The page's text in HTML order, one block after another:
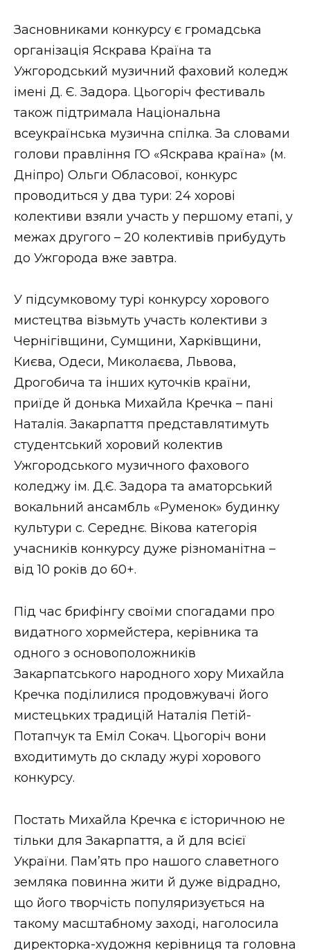
Засновниками конкурсу є громадська
організація Яскрава Країна та
Ужгородський музичний фаховий коледж
імені Д. Є. Задора. Цьогоріч фестиваль
також підтримала Національна
всеукраїнська музична спілка. За словами
голови правління ГО «Яскрава країна» (м.
Дніпро) Ольги Обласової, конкурс
проводиться у два тури: 24 хорові
колективи взяли участь у першому етапі, у
межах другого – 20 колективів прибудуть
до Ужгорода вже завтра.
У підсумковому турі конкурсу хорового
мистецтва візьмуть участь колективи з
Чернігівщини, Сумщини, Харківщини,
Києва, Одеси, Миколаєва, Львова,
Дрогобича та інших куточків країни,
приїде й донька Михайла Кречка – пані
Наталія. Закарпаття представлятимуть
студентський хоровий колектив
Ужгородського музичного фахового
коледжу ім. Д.Є. Задора та аматорський
вокальний ансамбль «Руменок» будинку
культури с. Середнє. Вікова категорія
учасників конкурсу дуже різноманітна –
від 10 років до 60+.
Під час брифінгу своїми спогадами про
видатного хормейстера, керівника та
одного з основоположників
Закарпатського народного хору Михайла
Кречка поділилися продовжувачі його
мистецьких традицій Наталія Петій-
Потапчук та Еміл Сокач. Цьогоріч вони
входитимуть до складу журі хорового
конкурсу.
Постать Михайла Кречка є історичною не
тільки для Закарпаття, а й для всієї
України. Пам’ять про нашого славетного
земляка повинна жити й дуже відрадно,
що його творчість популяризується на
такому масштабному заході, наголосила
директорка-художня керівниця та головна